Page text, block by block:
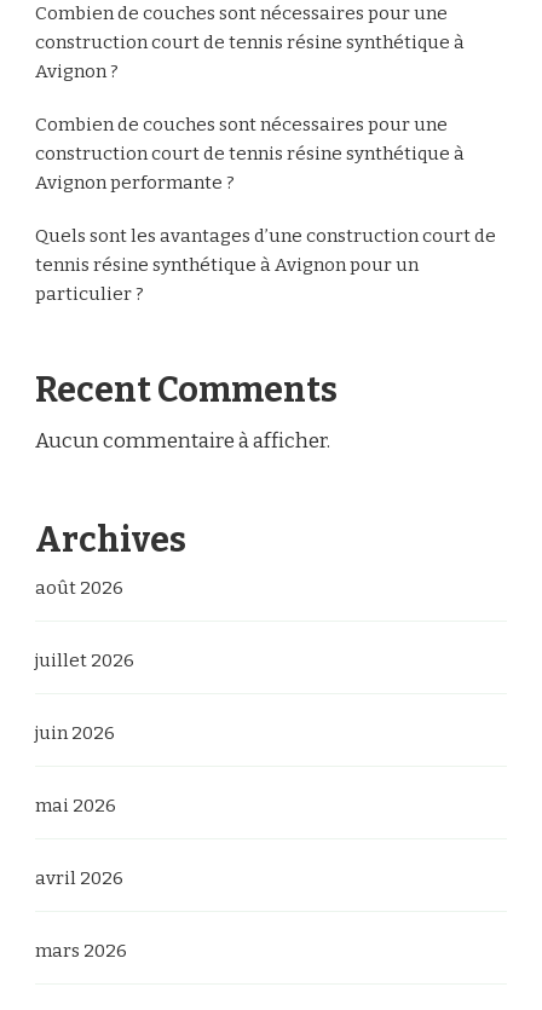
Combien de couches sont nécessaires pour une
construction court de tennis résine synthétique à
Avignon ?
Combien de couches sont nécessaires pour une
construction court de tennis résine synthétique à
Avignon performante ?
Quels sont les avantages d’une construction court de
tennis résine synthétique à Avignon pour un
particulier ?
Recent Comments
Aucun commentaire à afficher.
Archives
août 2026
juillet 2026
juin 2026
mai 2026
avril 2026
mars 2026